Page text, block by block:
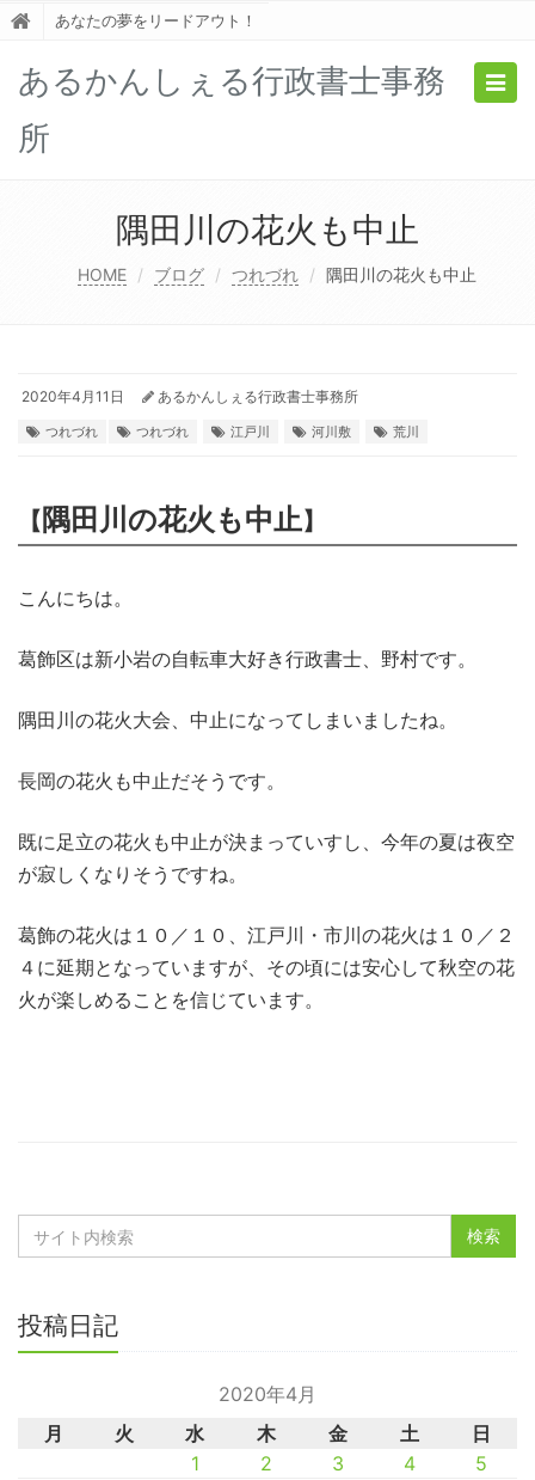
あなたの夢をリードアウト！
あるかんしぇる行政書士事務
所
隅田川の花火も中止
HOME ブログ つれづれ 隅田川の花火も中止
2020年4月11日 あるかんしぇる行政書士事務所
つれづれ つれづれ 江戸川 河川敷 荒川
【 隅田川の花火も中止】
こんにちは。
葛飾区は新小岩の自転車大好き行政書士、野村です。
隅田川の花火大会、中止になってしまいましたね。
長岡の花火も中止だそうです。
既に足立の花火も中止が決まっていすし、今年の夏は夜空
が寂しくなりそうですね。
葛飾の花火は１０／１０、江戸川・市川の花火は１０／２
４に延期となっていますが、その頃には安心して秋空の花
火が楽しめることを信じています。
投稿日記
2020年4月
月
火 水 木 金 土
日
1
2 3 4
5